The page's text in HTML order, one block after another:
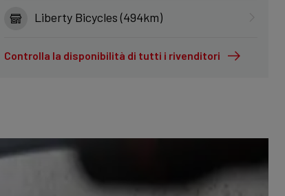
Liberty Bicycles (494km)
Controlla la disponibilità di tutti i rivenditori